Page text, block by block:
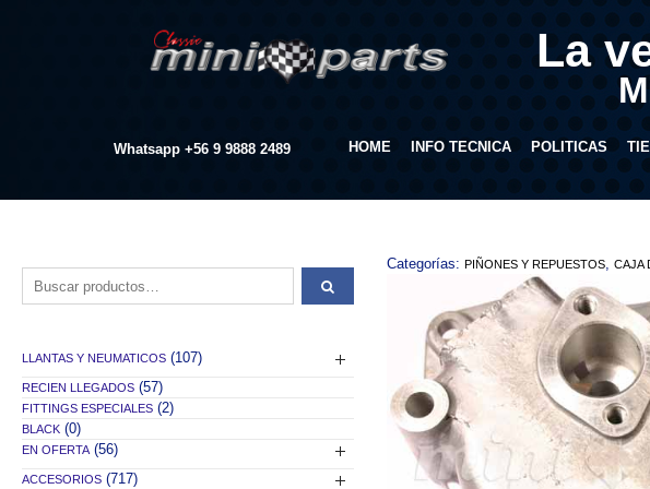
La
Whatsapp +56 9 9888 2489 HOME INFO TECNICA POLITICAS
Categorías: PIÑONES Y REPUESTOS, CAJA
Buscar por:
LLANTAS Y NEUMATICOS (107)
RECIEN LLEGADOS (57)
FITTINGS ESPECIALES (2)
BLACK (0)
EN OFERTA (56)
ACCESORIOS (717)